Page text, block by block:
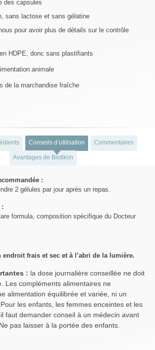
des capsules
sans lactose et sans gélatine
pour avoir plus de détails sur le contrôle
HDPE, donc sans plastifiants
animale
de la marchandise fraîche
Conseils d‘utilisation Commentaires
Avantages de Biotikon
:
2 gélules par jour après un repas.
:
formula, composition spécifique du Docteur
endroit frais et sec et à l’abri de la lumière.
: la dose journalière conseillée ne doit
Les compléments alimentaires ne
alimentation équilibrée et variée, ni un
les enfants, les femmes enceintes et les
faut demander conseil à un médecin avant
pas laisser à la portée des enfants.